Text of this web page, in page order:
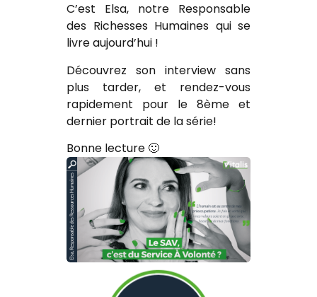
C’est Elsa, notre Responsable
des Richesses Humaines qui se
livre aujourd’hui !
Découvrez son interview sans
plus tarder, et rendez-vous
rapidement pour le 8ème et
dernier portrait de la série!
Bonne lecture 🙂